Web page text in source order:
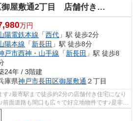
屋敷通2丁目 店舗付き住宅
万円
陽電鉄本線 「西代 」駅 徒歩2分
陽本線 「新長田 」駅 徒歩8分
戸市西神・山手線 「新長田 」駅 徒歩8
24年 / 3階建
庫県神戸市長田区御屋敷通 ２丁目
す♪最寄駅まで徒歩約2分の店舗付き住宅になり
前面道路も間口も広々で好立地物件です♪是非一
134-414...